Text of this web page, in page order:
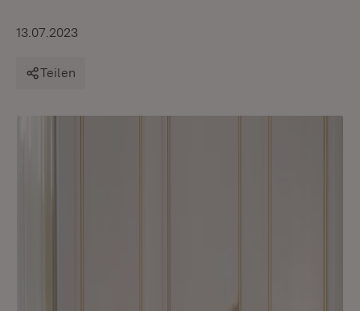
13.07.2023
Teilen